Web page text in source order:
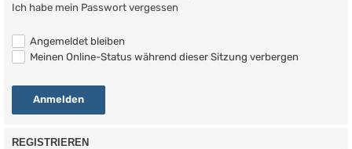
Ich habe mein Passwort vergessen
Angemeldet bleiben
Meinen Online-Status während dieser Sitzung verbergen
REGISTRIEREN